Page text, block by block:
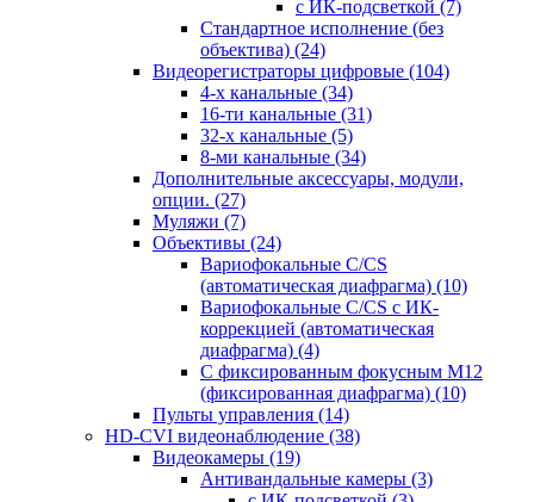
с ИК-подсветкой (7)
Стандартное исполнение (без
объектива) (24)
Видеорегистраторы цифровые (104)
4-х канальные (34)
16-ти канальные (31)
32-х канальные (5)
8-ми канальные (34)
Дополнительные аксессуары, модули,
опции. (27)
Муляжи (7)
Объективы (24)
Вариофокальные C/CS
(автоматическая диафрагма) (10)
Вариофокальные C/CS с ИК-
коррекцией (автоматическая
диафрагма) (4)
С фиксированным фокусным М12
(фиксированная диафрагма) (10)
Пульты управления (14)
HD-CVI видеонаблюдение (38)
Видеокамеры (19)
Антивандальные камеры (3)